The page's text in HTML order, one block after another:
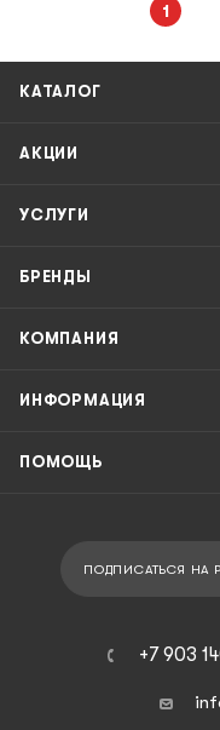
1
КАТАЛОГ
АКЦИИ
УСЛУГИ
БРЕНДЫ
КОМПАНИЯ
ИНФОРМАЦИЯ
ПОМОЩЬ
ПОДПИСАТЬСЯ НА
+7 903